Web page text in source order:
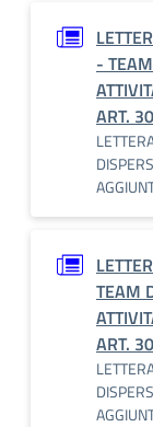
-
ART.
TEAM
ART.